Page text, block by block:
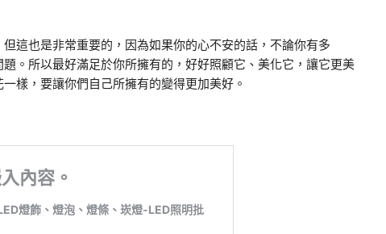
這也是非常重要的，因為如果你的心不安的話，不論你有多
。所以最好滿足於你所擁有的，好好照顧它、美化它，讓它更美
樣，要讓你們自己所擁有的變得更加美好。